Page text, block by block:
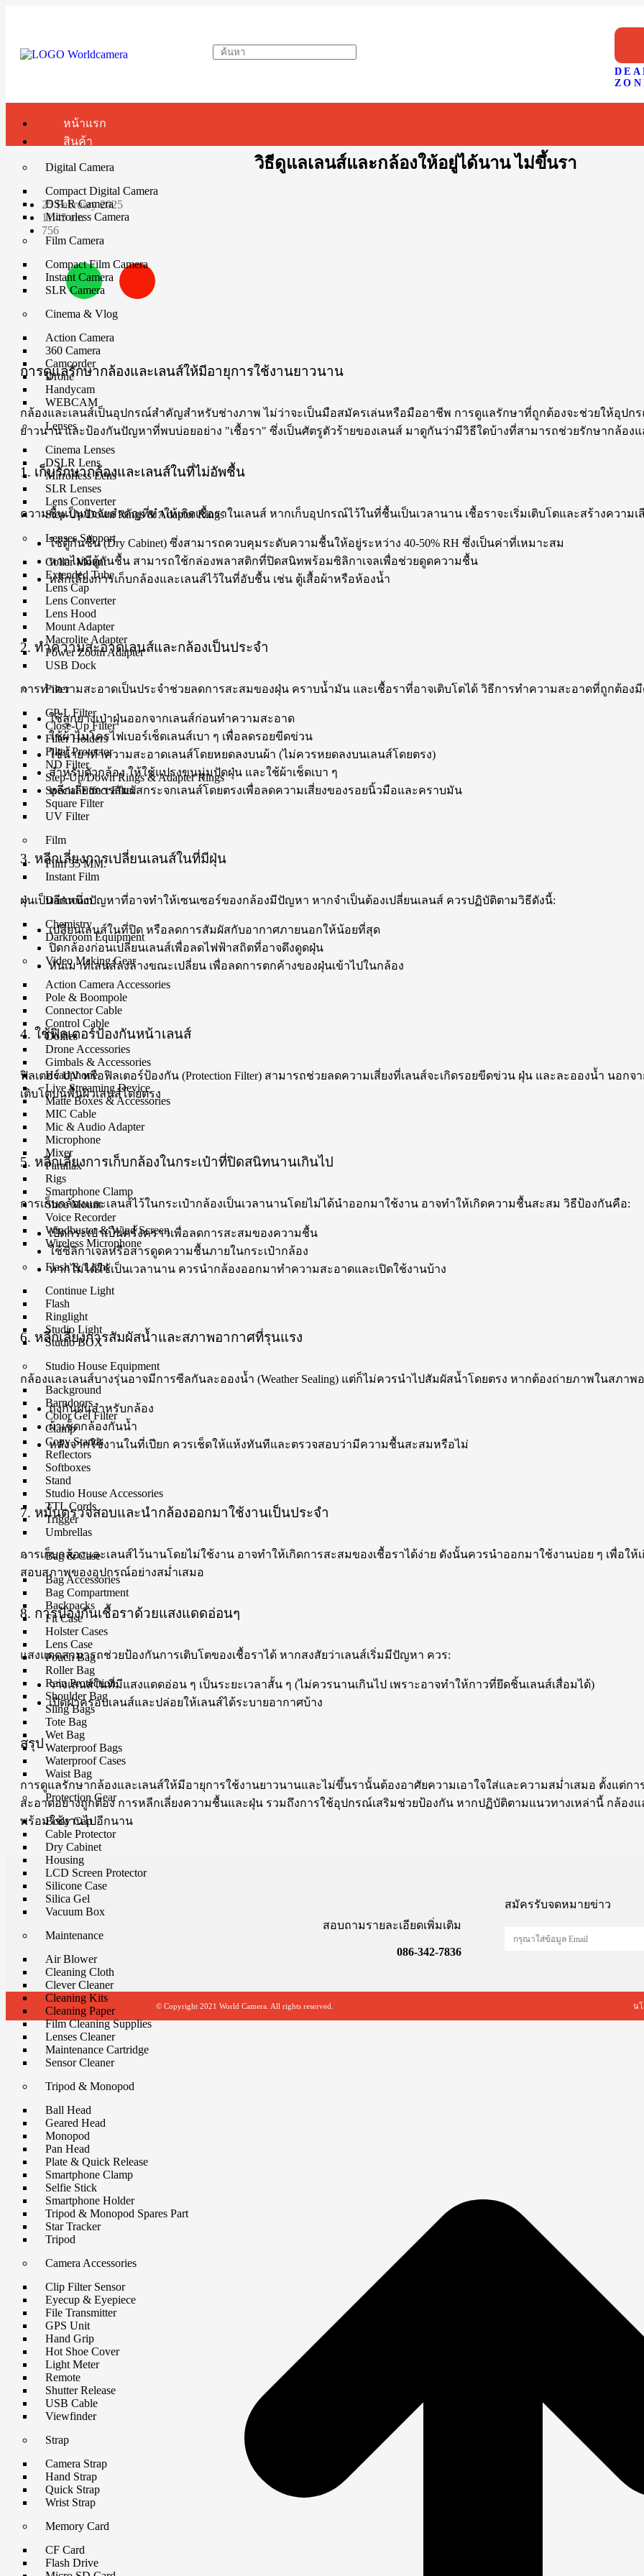
หน้าแรก
สินค้า
Digital Camera
Compact Digital Camera
DSLR Camera
Mirrorless Camera
Film Camera
Compact Film Camera
Instant Camera
SLR Camera
Cinema & Vlog
Action Camera
360 Camera
Camcorder
Drone
Handycam
WEBCAM
Lenses
Cinema Lenses
DSLR Lens
Mirrorless Lens
SLR Lenses
Lens Converter
Step-Up/Down Rings & Adapter Rings
Lenses Support
Collar Mount
Extended Tube
Lens Cap
Lens Converter
Lens Hood
Mount Adapter
Macrolite Adapter
Power Zoom Adapter
USB Dock
Filter
CP-L Filter
Close-Up Filter
Filter Holders
Filter Protector
ND Filter
Step-Up/Down Rings & Adapter Rings
Special Effect Filter
Square Filter
UV Filter
Film
Film 35 MM.
Instant Film
Darkroom
Chemistry
Darkroom Equipment
Video Making Gear
Action Camera Accessories
Pole & Boompole
Connector Cable
Control Cable
Dollies
Drone Accessories
Gimbals & Accessories
Headphone
Live Streaming Device
Matte Boxes & Accessories
MIC Cable
Mic & Audio Adapter
Microphone
Mixer
Parallax
Rigs
Smartphone Clamp
Shoe Mount
Voice Recorder
Windbuster & Wind Screen
Wireless Microphone
Flash & Light
Continue Light
Flash
Ringlight
Studio Light
Studio BOX
Studio House Equipment
Background
Barndoors
Color Gel Filter
Clamp
Copy Stands
Reflectors
Softboxes
Stand
Studio House Accessories
TTL Cords
Trigger
Umbrellas
Bag & Case
Bag Accessories
Bag Compartment
Backpacks
Fit Case
Holster Cases
Lens Case
Pouch Bag
Roller Bag
Rain Protection
Shoulder Bag
Sling Bags
Tote Bag
Wet Bag
Waterproof Bags
Waterproof Cases
Waist Bag
Protection Gear
Body Cap
Cable Protector
Dry Cabinet
Housing
LCD Screen Protector
Silicone Case
Silica Gel
Vacuum Box
Maintenance
Air Blower
Cleaning Cloth
Clever Cleaner
Cleaning Kits
Cleaning Paper
Film Cleaning Supplies
Lenses Cleaner
Maintenance Cartridge
Sensor Cleaner
Tripod & Monopod
Ball Head
Geared Head
Monopod
Pan Head
Plate & Quick Release
Smartphone Clamp
Selfie Stick
Smartphone Holder
Tripod & Monopod Spares Part
Star Tracker
Tripod
Camera Accessories
Clip Filter Sensor
Eyecup & Eyepiece
File Transmitter
GPS Unit
Hand Grip
Hot Shoe Cover
Light Meter
Remote
Shutter Release
USB Cable
Viewfinder
Strap
Camera Strap
Hand Strap
Quick Strap
Wrist Strap
Memory Card
CF Card
Flash Drive
วิธีดูแลเลนส์และกล้องให้อยู่ได้นาน ไม่ขึ้นรา
25 February 2025
11:45 am
756
การดูแลรักษากล้องและเลนส์ให้มีอายุการใช้งานยาวนาน
กล้องและเลนส์เป็นอุปกรณ์สำคัญสำหรับช่างภาพ ไม่ว่าจะเป็นมือสมัครเล่นหรือมืออาชีพ การดูแลรักษาที่ถูกต้องจะช่วยให้อุปก
ยาวนาน และป้องกันปัญหาที่พบบ่อยอย่าง "เชื้อรา" ซึ่งเป็นศัตรูตัวร้ายของเลนส์ มาดูกันว่ามีวิธีใดบ้างที่สามารถช่วยรักษากล้อง
1. เก็บรักษากล้องและเลนส์ในที่ไม่อัพชื้น
ความชื้นเป็นปัจจัยสำคัญที่ทำให้เกิดเชื้อราในเลนส์ หากเก็บอุปกรณ์ไว้ในที่ชื้นเป็นเวลานาน เชื้อราจะเริ่มเติบโตและสร้างความ
ใช้ตู้กันชื้น (Dry Cabinet) ซึ่งสามารถควบคุมระดับความชื้นให้อยู่ระหว่าง 40-50% RH ซึ่งเป็นค่าที่เหมาะสม
หากไม่มีตู้กันชื้น สามารถใช้กล่องพลาสติกที่ปิดสนิทพร้อมซิลิกาเจลเพื่อช่วยดูดความชื้น
หลีกเลี่ยงการเก็บกล้องและเลนส์ไว้ในที่อับชื้น เช่น ตู้เสื้อผ้าหรือห้องน้ำ
2. ทำความสะอาดเลนส์และกล้องเป็นประจำ
การทำความสะอาดเป็นประจำช่วยลดการสะสมของฝุ่น คราบน้ำมัน และเชื้อราที่อาจเติบโตได้ วิธีการทำความสะอาดที่ถูกต้องมี
ใช้ลูกยางเป่าฝุ่นออกจากเลนส์ก่อนทำความสะอาด
ใช้ผ้าไมโครไฟเบอร์เช็ดเลนส์เบา ๆ เพื่อลดรอยขีดข่วน
ใช้น้ำยาทำความสะอาดเลนส์โดยหยดลงบนผ้า (ไม่ควรหยดลงบนเลนส์โดยตรง)
สำหรับตัวกล้อง ให้ใช้แปรงขนนุ่มปัดฝุ่น และใช้ผ้าเช็ดเบา ๆ
หลีกเลี่ยงการสัมผัสกระจกเลนส์โดยตรงเพื่อลดความเสี่ยงของรอยนิ้วมือและคราบมัน
3. หลีกเลี่ยงการเปลี่ยนเลนส์ในที่มีฝุ่น
ฝุ่นเป็นอีกหนึ่งปัญหาที่อาจทำให้เซนเซอร์ของกล้องมีปัญหา หากจำเป็นต้องเปลี่ยนเลนส์ ควรปฏิบัติตามวิธีดังนี้:
เปลี่ยนเลนส์ในที่ปิด หรือลดการสัมผัสกับอากาศภายนอกให้น้อยที่สุด
ปิดกล้องก่อนเปลี่ยนเลนส์เพื่อลดไฟฟ้าสถิตที่อาจดึงดูดฝุ่น
หันเมาท์เลนส์ลงล่างขณะเปลี่ยน เพื่อลดการตกค้างของฝุ่นเข้าไปในกล้อง
4. ใช้ฟิลเตอร์ป้องกันหน้าเลนส์
ฟิลเตอร์ UV หรือฟิลเตอร์ป้องกัน (Protection Filter) สามารถช่วยลดความเสี่ยงที่เลนส์จะเกิดรอยขีดข่วน ฝุ่น และละอองน้ำ นอกจ
เติบโตบนพื้นผิวเลนส์โดยตรง
5. หลีกเลี่ยงการเก็บกล้องในกระเป๋าที่ปิดสนิทนานเกินไป
การเก็บกล้องและเลนส์ไว้ในกระเป๋ากล้องเป็นเวลานานโดยไม่ได้นำออกมาใช้งาน อาจทำให้เกิดความชื้นสะสม วิธีป้องกันคือ:
เปิดกระเป๋าเป็นครั้งคราวเพื่อลดการสะสมของความชื้น
ใช้ซิลิกาเจลหรือสารดูดความชื้นภายในกระเป๋ากล้อง
หากไม่ได้ใช้เป็นเวลานาน ควรนำกล้องออกมาทำความสะอาดและเปิดใช้งานบ้าง
6. หลีกเลี่ยงการสัมผัสน้ำและสภาพอากาศที่รุนแรง
กล้องและเลนส์บางรุ่นอาจมีการซีลกันละอองน้ำ (Weather Sealing) แต่ก็ไม่ควรนำไปสัมผัสน้ำโดยตรง หากต้องถ่ายภาพในสภา
ถุงกันฝนสำหรับกล้อง
ผ้าเช็ดกล้องกันน้ำ
หลังจากใช้งานในที่เปียก ควรเช็ดให้แห้งทันทีและตรวจสอบว่ามีความชื้นสะสมหรือไม่
7. หมั่นตรวจสอบและนำกล้องออกมาใช้งานเป็นประจำ
การเก็บกล้องและเลนส์ไว้นานโดยไม่ใช้งาน อาจทำให้เกิดการสะสมของเชื้อราได้ง่าย ดังนั้นควรนำออกมาใช้งานบ่อย ๆ เพื่อให้
สอบสภาพของอุปกรณ์อย่างสม่ำเสมอ
8. การป้องกันเชื้อราด้วยแสงแดดอ่อนๆ
แสงแดดสามารถช่วยป้องกันการเติบโตของเชื้อราได้ หากสงสัยว่าเลนส์เริ่มมีปัญหา ควร:
วางเลนส์ในที่มีแสงแดดอ่อน ๆ เป็นระยะเวลาสั้น ๆ (ไม่ควรนานเกินไป เพราะอาจทำให้กาวที่ยึดชิ้นเลนส์เสื่อมได้)
เปิดฝาครอบเลนส์และปล่อยให้เลนส์ได้ระบายอากาศบ้าง
สรุป
การดูแลรักษากล้องและเลนส์ให้มีอายุการใช้งานยาวนานและไม่ขึ้นรานั้นต้องอาศัยความเอาใจใส่และความสม่ำเสมอ ตั้งแต่กา
สะอาดอย่างถูกต้อง การหลีกเลี่ยงความชื้นและฝุ่น รวมถึงการใช้อุปกรณ์เสริมช่วยป้องกัน หากปฏิบัติตามแนวทางเหล่านี้ กล้อง
พร้อมใช้งานไปอีกนาน
สอบถามรายละเอียดเพิ่มเติม
086-342-7836
สมัครรับจดหมายข่าว
© Copyright 2021 World Camera. All rights reserved. นโ